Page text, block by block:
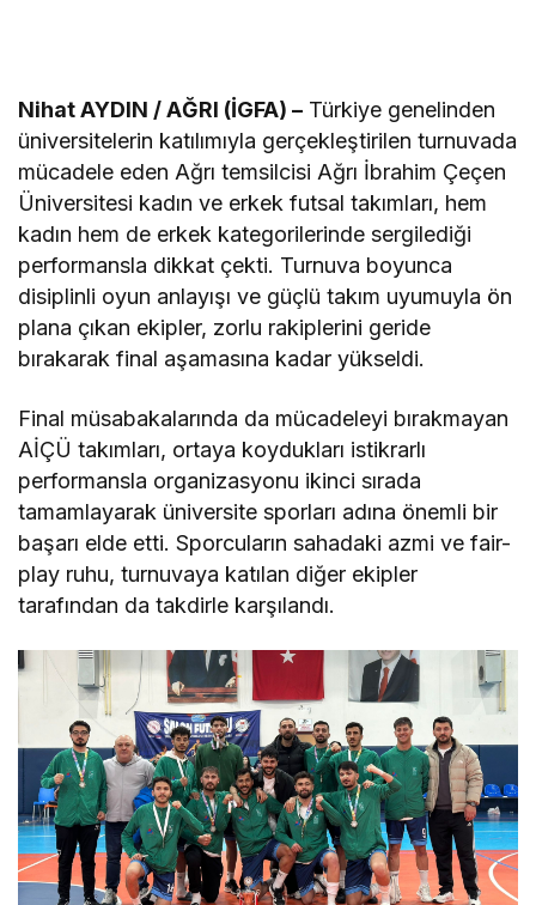
Nihat AYDIN / AĞRI (İGFA) – Türkiye genelinden
üniversitelerin katılımıyla gerçekleştirilen turnuvada
mücadele eden Ağrı temsilcisi Ağrı İbrahim Çeçen
Üniversitesi kadın ve erkek futsal takımları, hem
kadın hem de erkek kategorilerinde sergilediği
performansla dikkat çekti. Turnuva boyunca
disiplinli oyun anlayışı ve güçlü takım uyumuyla ön
plana çıkan ekipler, zorlu rakiplerini geride
bırakarak final aşamasına kadar yükseldi.
Final müsabakalarında da mücadeleyi bırakmayan
AİÇÜ takımları, ortaya koydukları istikrarlı
performansla organizasyonu ikinci sırada
tamamlayarak üniversite sporları adına önemli bir
başarı elde etti. Sporcuların sahadaki azmi ve fair-
play ruhu, turnuvaya katılan diğer ekipler
tarafından da takdirle karşılandı.